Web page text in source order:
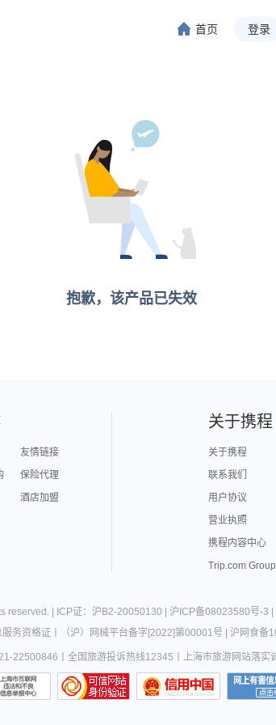
首页 登录
抱歉，该产品已失效
友情链接
保险代理
酒店加盟
关于携程
关于携程
联系我们
用户协议
营业执照
携程内容中心
Trip.com Group
reserved. | ICP证：沪B2-20050130 沪ICP备08023580号-3
务资格证 （沪）网械平台备字[2022]第00001号 沪网食备
22500846 全国旅游投诉热线12345 上海市旅游网站落实